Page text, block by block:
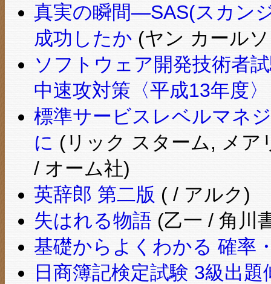
真実の瞬間―SAS(スカン
成功したか (ヤン カール
ソフトウェア開発技術者
中速攻対策〈平成13年度〉
標準サービスレベルマネ
に (リック スターム, メア
/ オーム社)
英辞郎 第二版 ( / アルク)
失はれる物語 (乙一 / 角川
基礎からよくわかる 確率
日商簿記検定試験 3級出